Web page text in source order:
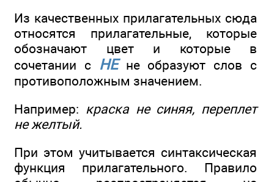
Из качественных прилагательных сюда
относятся прилагательные, которые
обозначают цвет и которые в
сочетании с НЕне образуют слов с
противоположным значением.
Например: краска не синяя, переплет
не желтый.
При этом учитывается синтаксическая
функция прилагательного. Правило